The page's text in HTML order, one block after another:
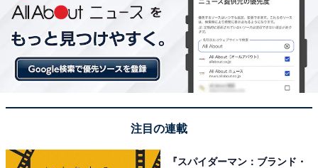
【12月の運勢】しし座（獅子座）
【12月の運勢】おとめ座（乙女座）
【12月の運勢】てんびん座（天秤座）
【12月の運勢】さそり座（蠍座）
【12月の運勢】いて座（射手座）
【12月の運勢】やぎ座（山羊座）
【12月の運勢】みずがめ座（水瓶座）
注目の連載
『スパイダーマン：ブランド・